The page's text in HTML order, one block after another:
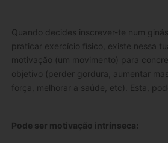
Quando decides inscrever-te num
praticar exercício físico, existe nessa
motivação (um movimento) para
objetivo (perder gordura, aumentar
força, melhorar a saúde, etc). Esta,
Pode ser motivação intrínseca: